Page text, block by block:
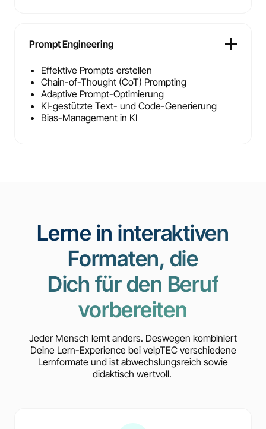
Prompt Engineering
Effektive Prompts erstellen
Chain-of-Thought (CoT) Prompting
Adaptive Prompt-Optimierung
KI-gestützte Text- und Code-Generierung
Bias-Management in KI
Lerne in interaktiven
Formaten, die
Dich für den Beruf
vorbereiten
Jeder Mensch lernt anders. Deswegen kombiniert
Deine Lern-Experience bei velpTEC verschiedene
Lernformate und ist abwechslungsreich sowie
didaktisch wertvoll.